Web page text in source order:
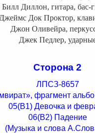
Билл Диллон, гитара, бас-
Джеймс Док Проктор,
Джон Оливейра,
Джек Педлер,
Сторона 2
ЛПСЗ-8657
фрагмент
05(В1) Девочка и
06(В2) Падение
(Музыка и слова